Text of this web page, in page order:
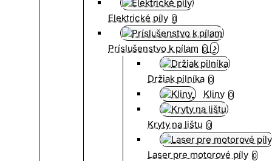
Elektrické píly 0
Príslušenstvo k pílam 0
Držiak pilníka 0
Kliny 0
Kryty na lištu 0
Laser pre motorové píly 0